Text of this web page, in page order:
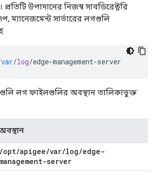
প্রতিটি উপাদানের নিজস্ব সাবডিরেক্টরি
ম্যানেজমেন্ট সার্ভারের লগগুলি
var/log/edge-management-server
লগ ফাইলগুলির অবস্থান তালিকাভুক্ত
/opt/apigee/var/log/edge-
management-server